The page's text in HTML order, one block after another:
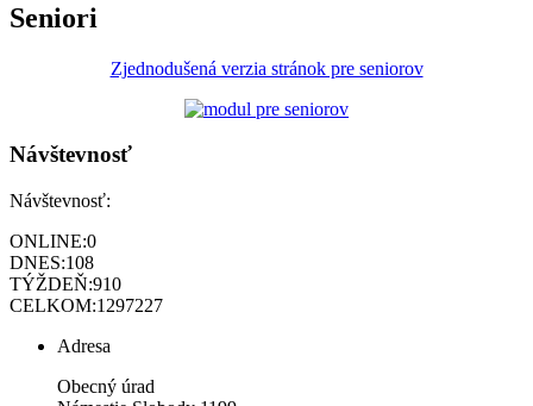
Seniori
Zjednodušená verzia stránok pre seniorov
Návštevnosť
Návštevnosť:
ONLINE:0
DNES:108
TÝŽDEŇ:910
CELKOM:1297227
Adresa
Obecný úrad